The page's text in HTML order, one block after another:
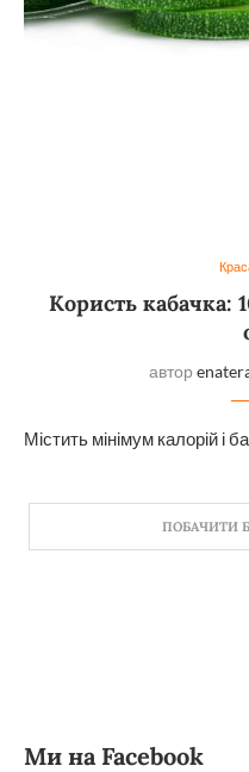
Користь
автор
Містить мінімум калорій і
ПОБАЧИТИ
Ми на Facebook